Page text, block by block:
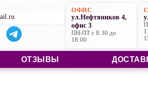
со склада в Ярославле и на заказ
ОФИС
ул.Нефтяников 4,
офис 3
ПН-ПТ с 8:30 до
18:00
ОТЗЫВЫ